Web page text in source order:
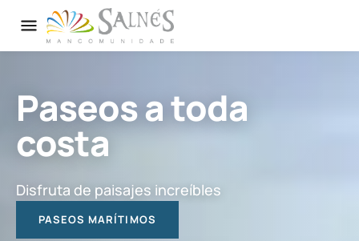
o quizás un paseo
de interior
Rutas de senderismo
SE HACE CAMINO AL ANDAR